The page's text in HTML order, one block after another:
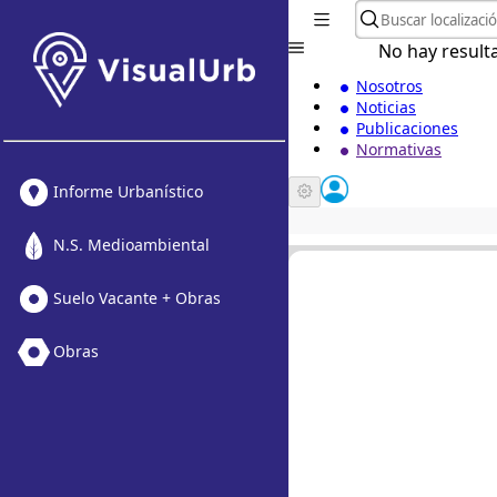
Informe Urbanístico
N.S. Medioambiental
Suelo Vacante + Obras
Obras
No hay
Nosotros
Noticias
Publicaciones
Normativas